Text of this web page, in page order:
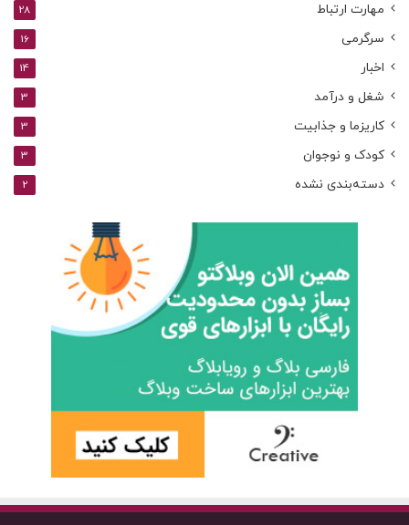
مهارت ارتباط 28
سرگرمی 16
اخبار 14
شغل و درآمد 3
کاریزما و جذابیت 3
کودک و نوجوان 3
دسته‌بندی نشده 2